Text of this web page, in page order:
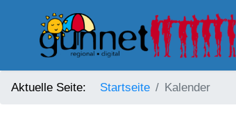
Aktuelle Seite: Startseite Kalender